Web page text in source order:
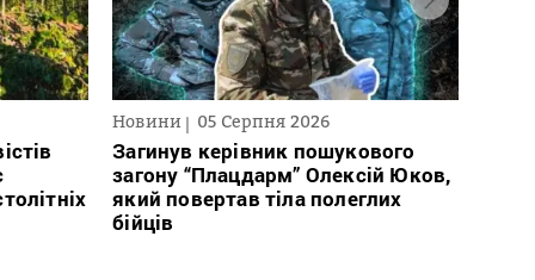
Новини 05 Серпня 2026
Загинув керівник пошукового
загону “Плацдарм” Олексій Юков,
який повертав тіла полеглих
бійців